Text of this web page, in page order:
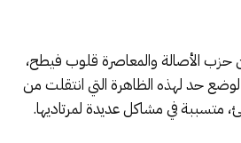
حزب الأصالة والمعاصرة قلوب فيطح،
لوضع حد لهذه الظاهرة التي انتقلت من
متسببة في مشاكل عديدة لمرتاديها.